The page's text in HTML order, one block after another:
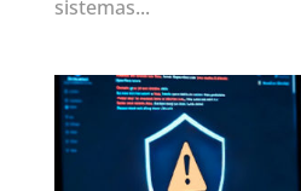
sistemas...